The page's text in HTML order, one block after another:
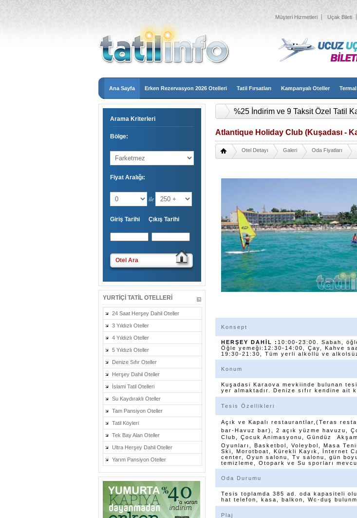
Müşteri Hizmetleri Uçak Bileti
Ana Sayfa Erken Rezervasyon 2026 Otelleri Tatil Fırsatları Kampanyalı Oteller
Arama Kriterleri
Bölge:
Fiyat Aralığı:
ile
Giriş Tarihi Çıkış Tarihi
Otel Ara
YURTIÇI TATIL OTELLERI
24 Saat Herşey Dahil Oteller
3 Yıldızlı Oteller
4 Yıldızlı Oteller
5 Yıldızlı Oteller
Denize Sıfır Oteller
Herşey Dahil Oteller
İslami Tatil Otelleri
Su Kaydıraklı Oteller
Tam Pansiyon Oteller
Tatil Köyleri
Tek Bay Alan Oteller
Ultra Herşey Dahil Oteller
Yarım Pansiyon Oteller
%25 İndirim ve 9 Taksit Özel Tatil
Atlantique Holiday Club (Kuşadası -
Otel Detayı Galeri Oda Fiyatları
Konsept
HERŞEY DAHİL : 10:00-23:00. Sabah,
Öğle yemeği:12:30-14:00, Çay, Kahve
19:30-21:30, Tüm yerli alkollü ve
Konum
Kuşadasi Karaova mevkiinde bulunan
yer almaktadır. Denize sıfır kendine ait
Tesis Özellikleri
Açık ve Kapalı restaurantlar,(Teras
bar-Havuz bar), 2 açık yüzme havuzu,
Club, Çocuk Animasyonu, Gündüz 
Oyunları, Basketbol, Voleybol, Masa
Ski, Morotboat, Kürekli Kayık, İnternet
center, Oyun salonu, Tv salonu, gün
temizleme, Otopark ve Su sporları
Oda Durumu
Tesis toplamda 385 ad. oda kapasiteli
hat telefon, kasa, balkon, Wc-duş
Plaj